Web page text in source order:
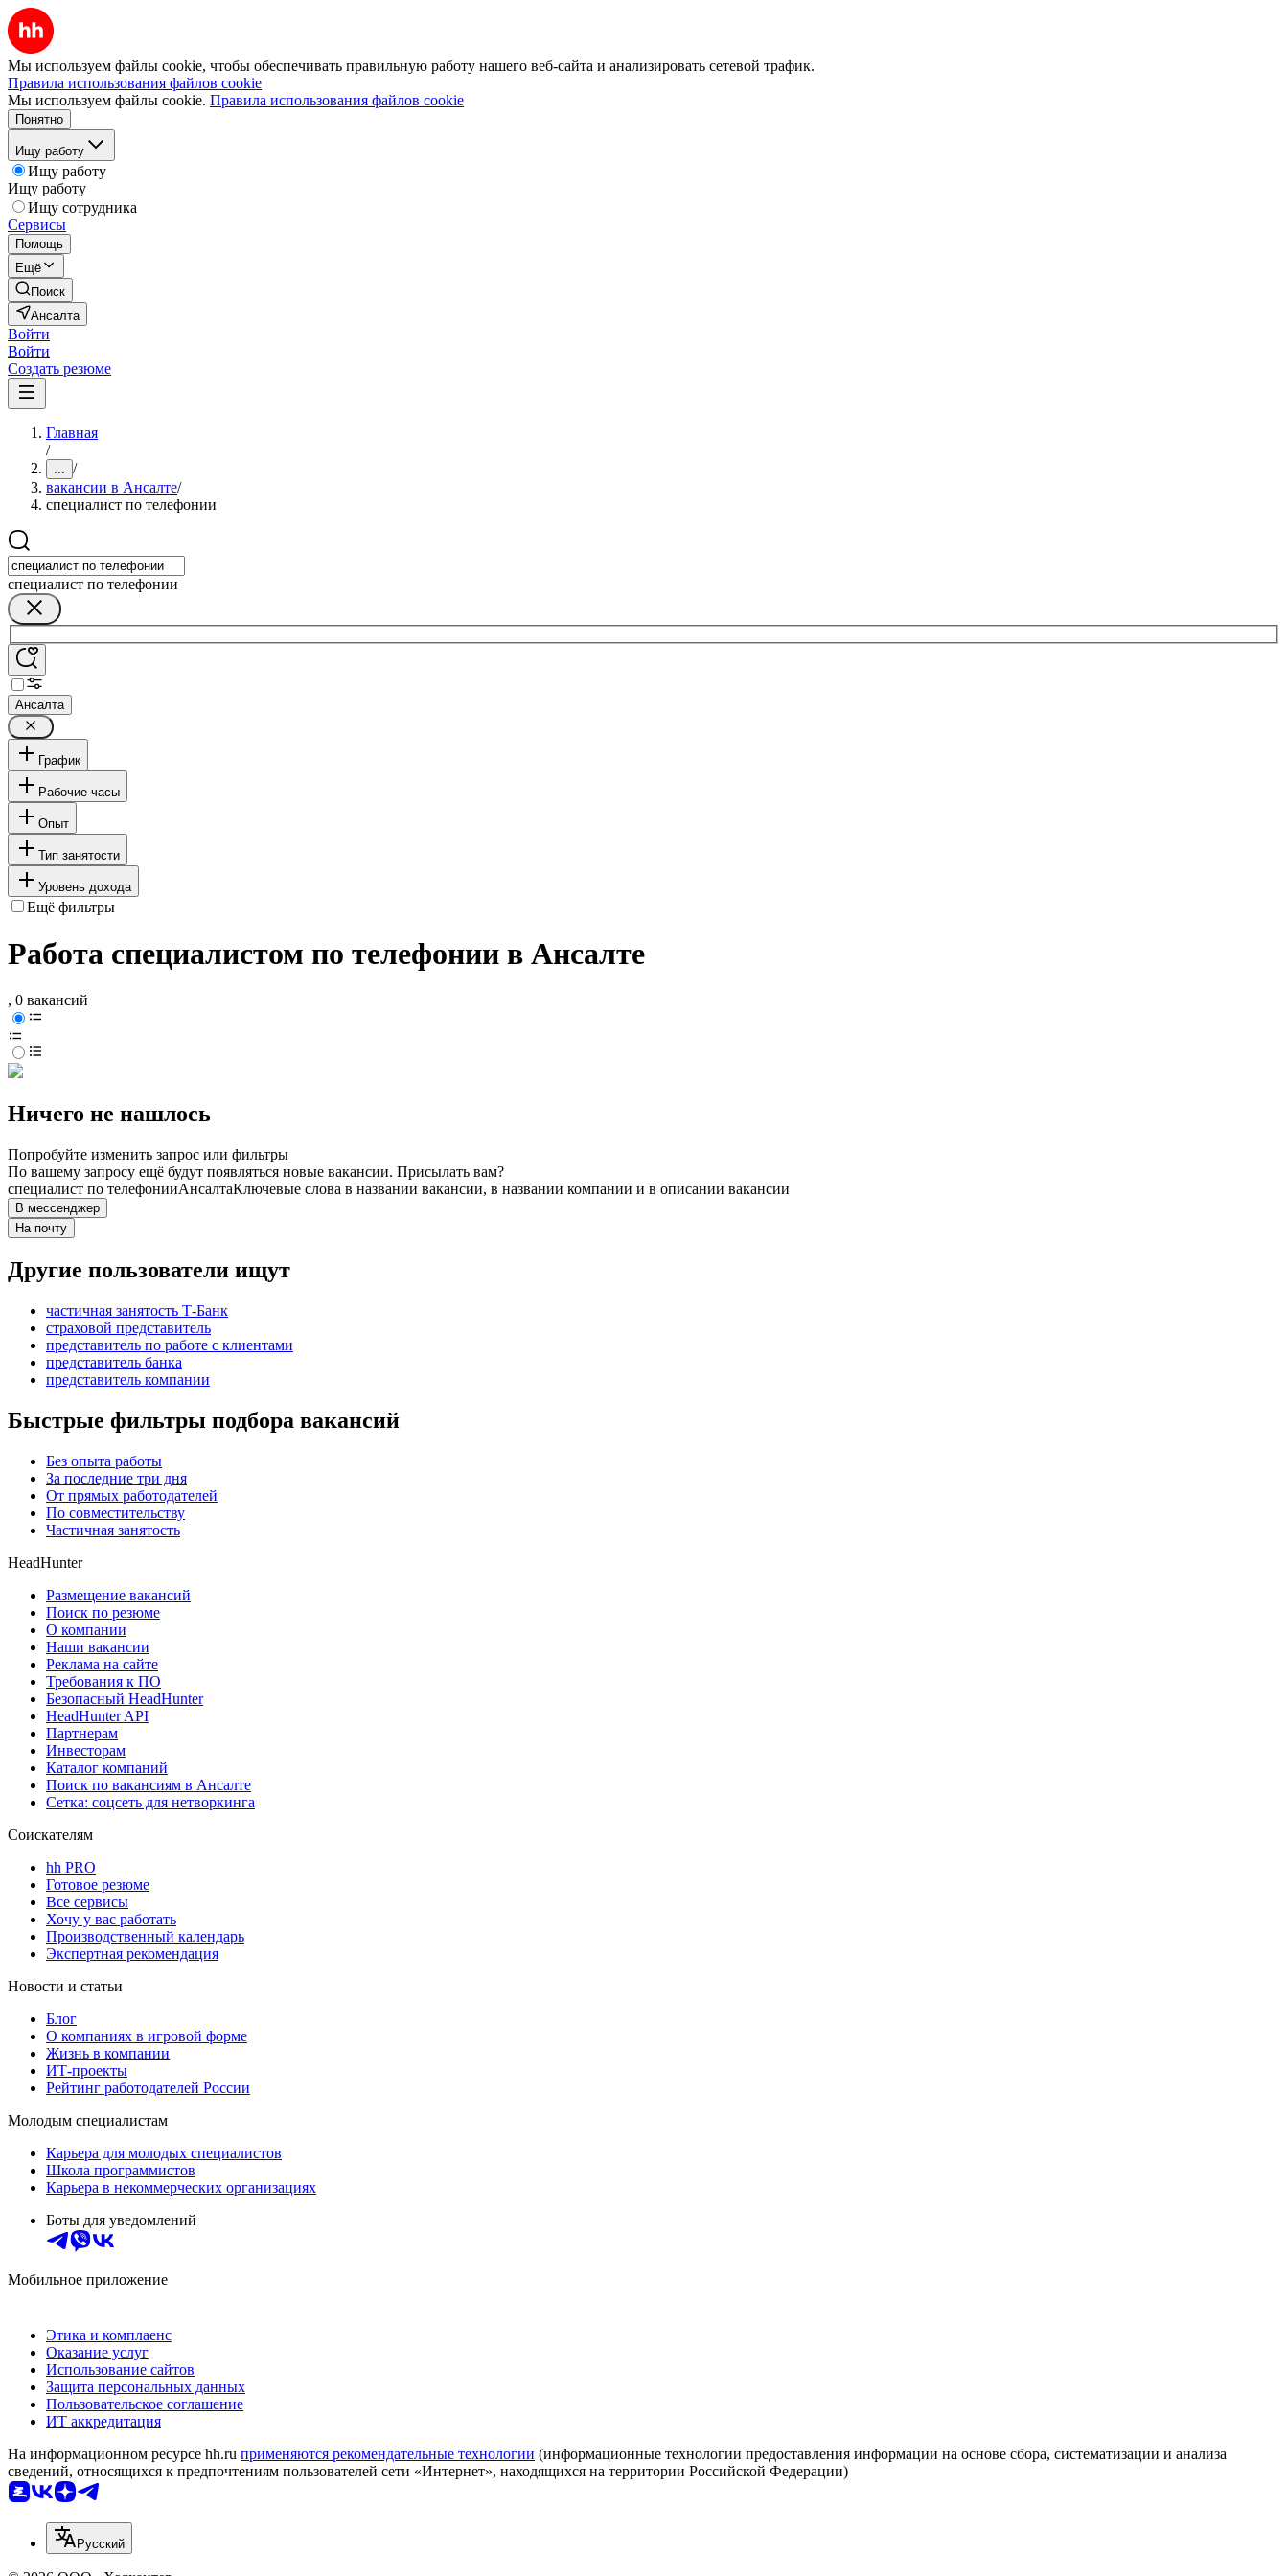
Мы используем файлы cookie, чтобы обеспечивать правильную работу нашего веб-сайта и анализировать сетевой трафик.
Правила использования файлов cookie
Мы используем файлы cookie. Правила использования файлов cookie
Понятно
Ищу работу
Ищу работу
Ищу работу
Ищу сотрудника
Сервисы
Помощь
Ещё
Поиск
Ансалта
Войти
Войти
Создать резюме
Главная
/
... /
вакансии в Ансалте/
специалист по телефонии
специалист по телефонии
Ансалта
График
Рабочие часы
Опыт
Тип занятости
Уровень дохода
Ещё фильтры
Работа специалистом по телефонии в Ансалте
, 0 вакансий
Ничего не нашлось
Попробуйте изменить запрос или фильтры
По вашему запросу ещё будут появляться новые вакансии. Присылать вам?
специалист по телефонииАнсалтаКлючевые слова в названии вакансии, в названии компании и в описании вакансии
В мессенджер
На почту
Другие пользователи ищут
частичная занятость Т-Банк
страховой представитель
представитель по работе с клиентами
представитель банка
представитель компании
Быстрые фильтры подбора вакансий
Без опыта работы
За последние три дня
От прямых работодателей
По совместительству
Частичная занятость
HeadHunter
Размещение вакансий
Поиск по резюме
О компании
Наши вакансии
Реклама на сайте
Требования к ПО
Безопасный HeadHunter
HeadHunter API
Партнерам
Инвесторам
Каталог компаний
Поиск по вакансиям в Ансалте
Сетка: соцсеть для нетворкинга
Соискателям
hh PRO
Готовое резюме
Все сервисы
Хочу у вас работать
Производственный календарь
Экспертная рекомендация
Новости и статьи
Блог
О компаниях в игровой форме
Жизнь в компании
ИТ-проекты
Рейтинг работодателей России
Молодым специалистам
Карьера для молодых специалистов
Школа программистов
Карьера в некоммерческих организациях
Боты для уведомлений
Мобильное приложение
Этика и комплаенс
Оказание услуг
Использование сайтов
Защита персональных данных
Пользовательское соглашение
ИТ аккредитация
На информационном ресурсе hh.ru применяются рекомендательные технологии (информационные технологии предоставления информации на основе сбора, систематизации и анализа
сведений, относящихся к предпочтениям пользователей сети «Интернет», находящихся на территории Российской Федерации)
Русский